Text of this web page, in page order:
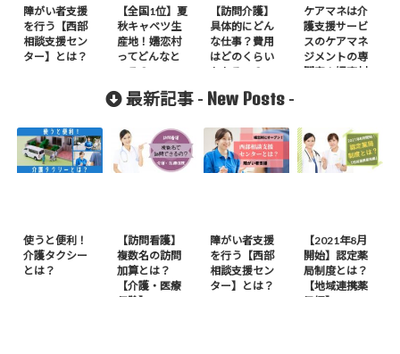
障がい者支援
を行う【西部
相談支援セン
ター】とは？
【全国1位】夏
秋キャベツ生
産地！嬬恋村
ってどんなと
ころ？
【訪問介護】
具体的にどん
な仕事？費用
はどのくらい
かかるの？
ケアマネは介
護支援サービ
スのケアマネ
ジメントの専
門家！嬬恋村
最新記事 - New Posts -
使うと便利！
介護タクシー
とは？
【訪問看護】
複数名の訪問
加算とは？
【介護・医療
保険】
障がい者支援
を行う【西部
相談支援セン
ター】とは？
【2021年8月
開始】認定薬
局制度とは？
【地域連携薬
局編】